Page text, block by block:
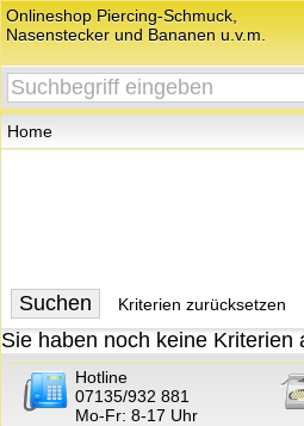
Onlineshop Piercing-Schmuck,
Nasenstecker und Bananen u.v.m.
Home
Kriterien zurücksetzen
Sie haben noch keine Kriterien
Hotline
07135/932 881
Mo-Fr: 8-17 Uhr